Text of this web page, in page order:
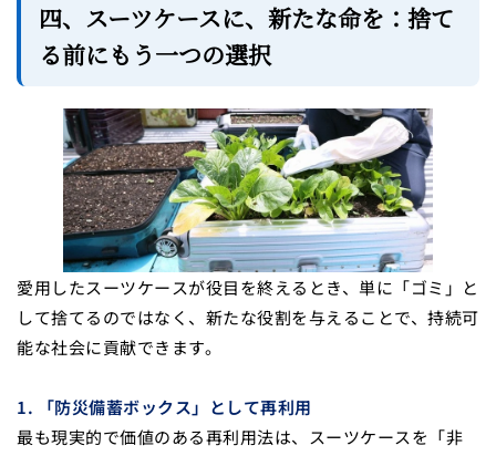
四、スーツケースに、新たな命を：捨て
る前にもう一つの選択
愛用したスーツケースが役目を終えるとき、単に「ゴミ」と
して捨てるのではなく、新たな役割を与えることで、持続可
能な社会に貢献できます。
1. 「防災備蓄ボックス」として再利用
最も現実的で価値のある再利用法は、スーツケースを「非